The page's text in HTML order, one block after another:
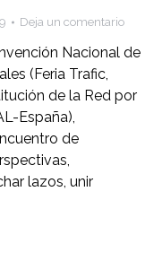
Deja un comentario
Nacional de
(Feria Trafic,
de la Red por
España),
de
lazos, unir